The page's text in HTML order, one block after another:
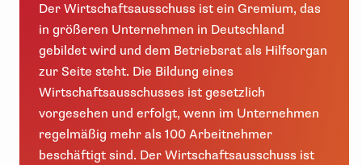
Der Wirtschaftsausschuss ist ein Gremium, das
in größeren Unternehmen in Deutschland
gebildet wird und dem Betriebsrat als Hilfsorgan
zur Seite steht. Die Bildung eines
Wirtschaftsausschusses ist gesetzlich
vorgesehen und erfolgt, wenn im Unternehmen
regelmäßig mehr als 100 Arbeitnehmer
beschäftigt sind. Der Wirtschaftsausschuss ist